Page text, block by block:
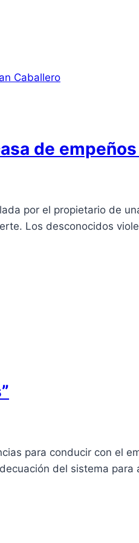
de
por el propietario de
Los desconocidos
para conducir con el
del sistema